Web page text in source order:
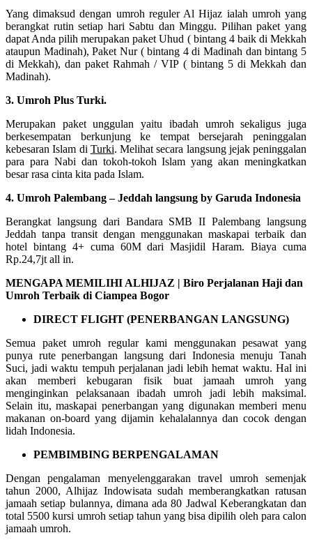
Yang dimaksud dengan umroh reguler Al Hijaz ialah umroh yang
berangkat rutin setiap hari Sabtu dan Minggu. Pilihan paket yang
dapat Anda pilih merupakan paket Uhud ( bintang 4 baik di Mekkah
ataupun Madinah), Paket Nur ( bintang 4 di Madinah dan bintang 5
di Mekkah), dan paket Rahmah / VIP ( bintang 5 di Mekkah dan
Madinah).
3. Umroh Plus Turki.
Merupakan paket unggulan yaitu ibadah umroh sekaligus juga
berkesempatan berkunjung ke tempat bersejarah peninggalan
kebesaran Islam di Turki. Melihat secara langsung jejak peninggalan
para para Nabi dan tokoh-tokoh Islam yang akan meningkatkan
besar rasa cinta kita pada Islam.
4. Umroh Palembang – Jeddah langsung by Garuda Indonesia
Berangkat langsung dari Bandara SMB II Palembang langsung
Jeddah tanpa transit dengan menggunakan maskapai terbaik dan
hotel bintang 4+ cuma 60M dari Masjidil Haram. Biaya cuma
Rp.24,7jt all in.
MENGAPA MEMILIHI ALHIJAZ | Biro Perjalanan Haji dan
Umroh Terbaik di Ciampea Bogor
DIRECT FLIGHT (PENERBANGAN LANGSUNG)
Semua paket umroh regular kami menggunakan pesawat yang
punya rute penerbangan langsung dari Indonesia menuju Tanah
Suci, jadi waktu tempuh perjalanan jadi lebih hemat waktu. Hal ini
akan memberi kebugaran fisik buat jamaah umroh yang
menginginkan pelaksanaan ibadah umroh jadi lebih maksimal.
Selain itu, maskapai penerbangan yang digunakan memberi menu
makanan on-board yang dijamin kehalalannya dan cocok dengan
lidah Indonesia.
PEMBIMBING BERPENGALAMAN
Dengan pengalaman menyelenggarakan travel umroh semenjak
tahun 2000, Alhijaz Indowisata sudah memberangkatkan ratusan
jamaah setiap bulannya, dimana ada 80 Jadwal Keberangkatan dan
total 5500 kursi umroh setiap tahun yang bisa dipilih oleh para calon
jamaah umroh.